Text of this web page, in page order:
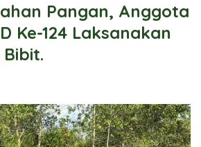
Pangan, Anggota
Ke-124 Laksanakan